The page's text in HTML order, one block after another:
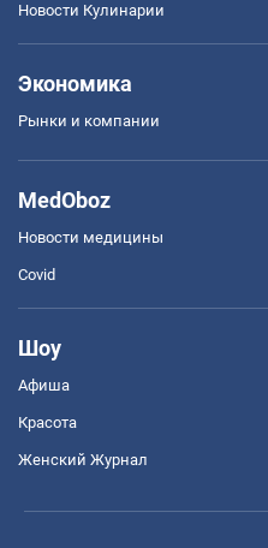
Новости Кулинарии
Экономика
Рынки и компании
MedOboz
Новости медицины
Covid
Шоу
Афиша
Красота
Женский Журнал